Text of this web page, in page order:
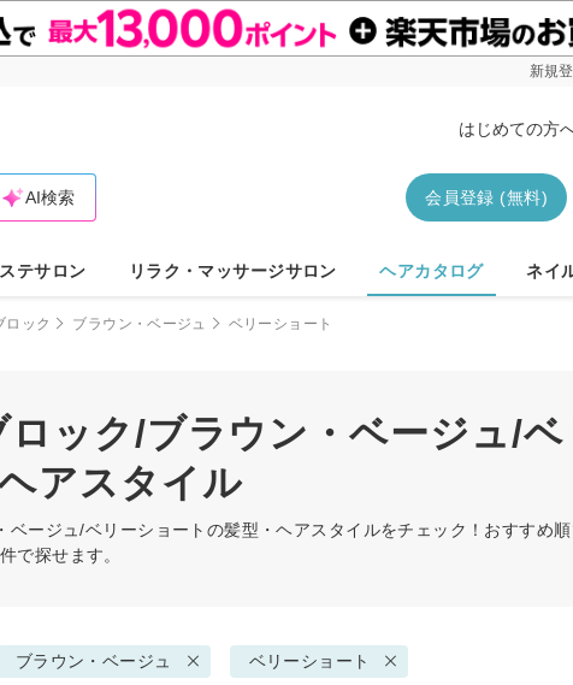
新規
はじめての方
会員登録 (無料)
AI検索
テサロン リラク・マッサージサロン ヘアカタログ ネイ
ロック ブラウン・ベージュ ベリーショート
ロック/ブラウン・ベージュ/
アスタイル
ベージュ/ベリーショートの髪型・ヘアスタイルをチェック！おすすめ
で探せます。
ブラウン・ベージュ ベリーショート